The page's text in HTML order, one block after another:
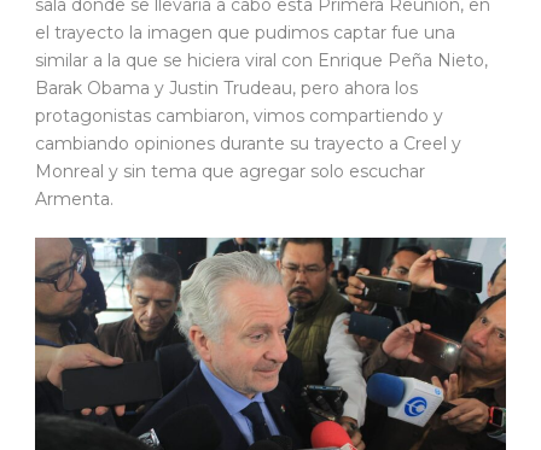
sala donde se llevaría a cabo esta Primera Reunión, en
el trayecto la imagen que pudimos captar fue una
similar a la que se hiciera viral con Enrique Peña Nieto,
Barak Obama y Justin Trudeau, pero ahora los
protagonistas cambiaron, vimos compartiendo y
cambiando opiniones durante su trayecto a Creel y
Monreal y sin tema que agregar solo escuchar
Armenta.